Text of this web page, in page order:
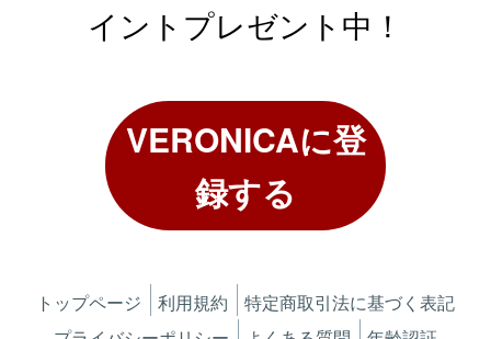
イントプレゼント中！
VERONICAに登
録する
トップページ 利用規約
特定商取引法に基づく表記